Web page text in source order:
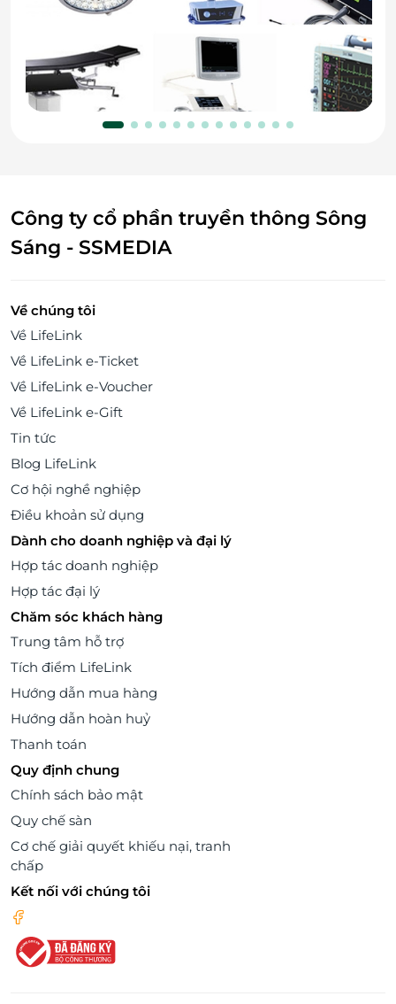
Công ty cổ phần truyền thông Sông
Sáng - SSMEDIA
Về chúng tôi
Về LifeLink
Về LifeLink e-Ticket
Về LifeLink e-Voucher
Về LifeLink e-Gift
Tin tức
Blog LifeLink
Cơ hội nghề nghiệp
Điều khoản sử dụng
Dành cho doanh nghiệp và đại lý
Hợp tác doanh nghiệp
Hợp tác đại lý
Chăm sóc khách hàng
Trung tâm hỗ trợ
Tích điểm LifeLink
Hướng dẫn mua hàng
Hướng dẫn hoàn huỷ
Thanh toán
Quy định chung
Chính sách bảo mật
Quy chế sàn
Cơ chế giải quyết khiếu nại, tranh
chấp
Kết nối với chúng tôi